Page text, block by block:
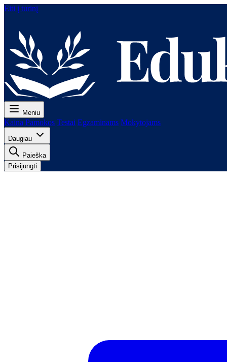
Eiti į turinį
Meniu
Kaina Pamokos Testai Egzaminams Mokytojams
Daugiau
Paieška
Prisijungti